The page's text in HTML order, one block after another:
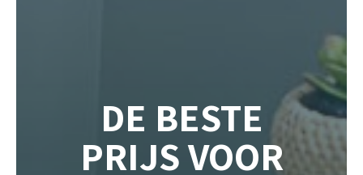
DE BESTE
PRIJSVOOR